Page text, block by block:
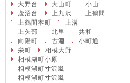
大野台
大山町
小山
鹿沼台
上九沢
上鶴間
上鶴間本町
上溝
上矢部
北里
共和
向陽町
古淵
小町通
栄町
相模大野
相模湖町小原
相模湖町寸沢嵐
相模湖町寸沢嵐